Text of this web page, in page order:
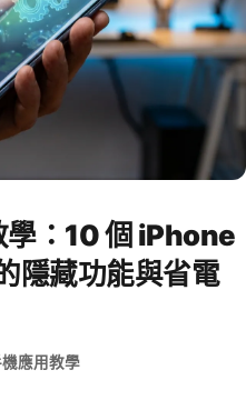
：10 個 iPhone
隱藏功能與省電
應用教學